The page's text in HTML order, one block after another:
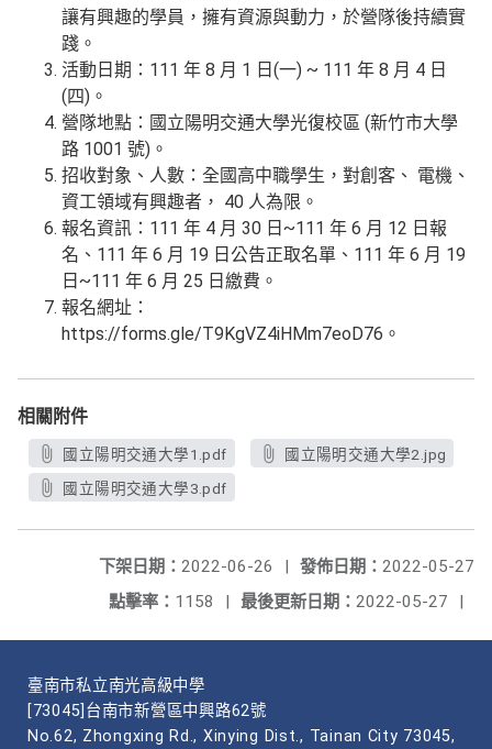
讓有興趣的學員，擁有資源與動力，於營隊後持續實
踐。
活動日期：111 年 8 月 1 日(一) ~ 111 年 8 月 4 日
(四)。
營隊地點：國立陽明交通大學光復校區 (新竹市大學
路 1001 號)。
招收對象、人數：全國高中職學生，對創客、 電機、
資工領域有興趣者， 40 人為限。
報名資訊：111 年 4 月 30 日~111 年 6 月 12 日報
名、111 年 6 月 19 日公告正取名單、111 年 6 月 19
日~111 年 6 月 25 日繳費。
報名網址：
https://forms.gle/T9KgVZ4iHMm7eoD76。
相關附件
國立陽明交通大學1.pdf
國立陽明交通大學2.jpg
國立陽明交通大學3.pdf
發佈日期： 2022-05-27
下架日期： 2022-06-26
|
最後更新日期： 2022-05-27 |
點擊率： 1158 |
臺南市私立南光高級中學
[73045]台南市新營區中興路62號
No.62, Zhongxing Rd., Xinying Dist., Tainan City 73045,